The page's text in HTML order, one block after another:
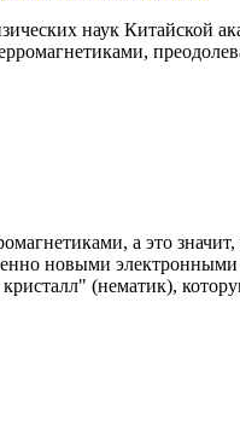
наук Китайской
а это значит,
новыми
(нематик),